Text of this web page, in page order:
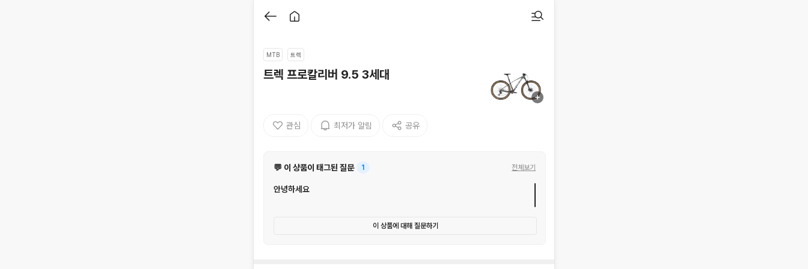
MTB 트렉
트렉 프로칼리버 9.5 3세대
관심 최저가 알림 공유
💬 이 상품이 태그된 질문 1 전체보기
안녕하세요
이 상품에 대해 질문하기